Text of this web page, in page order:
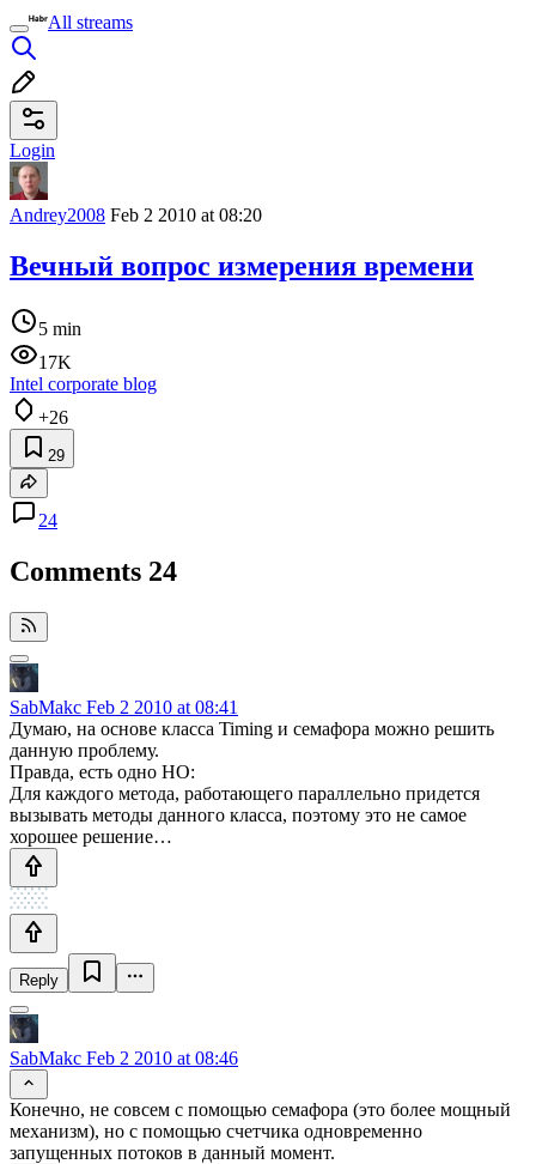
All streams
Login
Andrey2008 Feb 2 2010 at 08:20
Вечный вопрос измерения времени
5 min
17K
Intel corporate blog
+26
29
24
Comments 24
SabMakc Feb 2 2010 at 08:41
Думаю, на основе класса Timing и семафора можно решить
данную проблему.
Правда, есть одно НО:
Для каждого метода, работающего параллельно придется
вызывать методы данного класса, поэтому это не самое
хорошее решение…
Reply
SabMakc Feb 2 2010 at 08:46
Конечно, не совсем с помощью семафора (это более мощный
механизм), но с помощью счетчика одновременно
запущенных потоков в данный момент.